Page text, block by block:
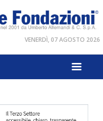
VENERDÌ, 07 AGOSTO 2026